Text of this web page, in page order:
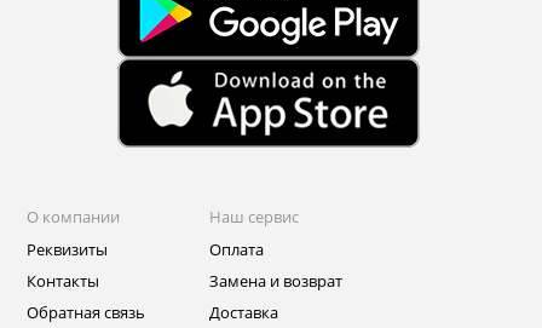
О компании
Реквизиты
Контакты
Обратная связь
Наш сервис
Оплата
Замена и возврат
Доставка